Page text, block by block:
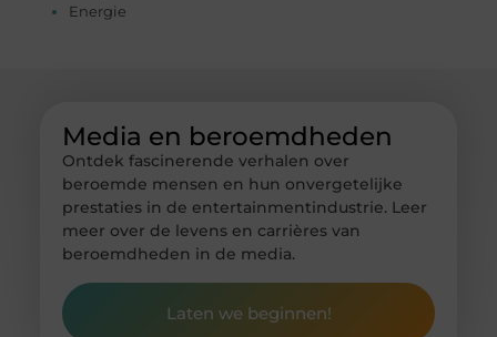
Energie
Media en beroemdheden
Ontdek fascinerende verhalen over
beroemde mensen en hun onvergetelijke
prestaties in de entertainmentindustrie. Leer
meer over de levens en carrières van
beroemdheden in de media.
Laten we beginnen!